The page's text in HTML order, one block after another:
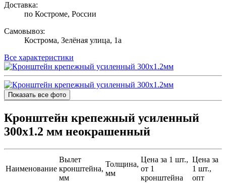
Доставка:
по Костроме, России
Самовывоз:
Кострома, Зелёная улица, 1а
Все характеристики
Показать все фото
Кронштейн крепежный усиленный
300х1.2 мм неокрашенный
Наименование
Вылет
кронштейна,
мм
Толщина,
мм
Цена за 1 шт.,
от 1
кронштейна
Цена за
1 шт.,
опт